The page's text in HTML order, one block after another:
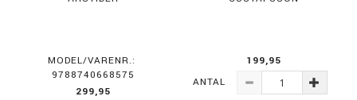
MODEL/VARENR.:
9788740668575
299,95
199,95
ANTAL